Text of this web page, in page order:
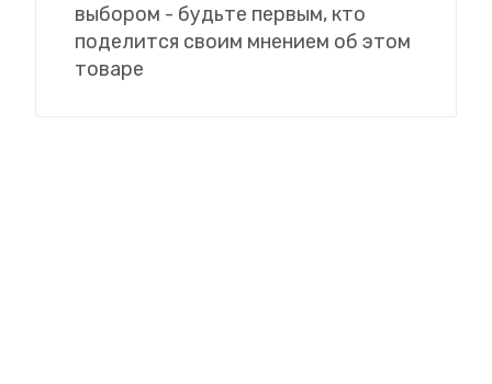
выбором - будьте первым, кто
поделится своим мнением об этом
товаре